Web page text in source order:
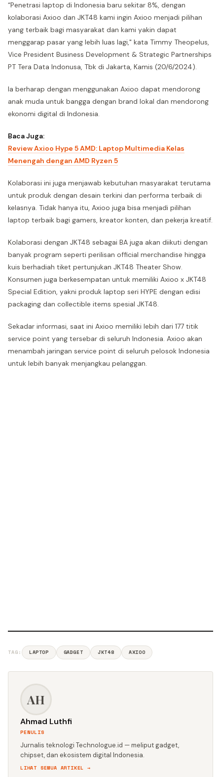
“Penetrasi laptop di Indonesia baru sekitar 8%, dengan
kolaborasi Axioo dan JKT48 kami ingin Axioo menjadi pilihan
yang terbaik bagi masyarakat dan kami yakin dapat
menggarap pasar yang lebih luas lagi," kata Timmy Theopelus,
Vice President Business Development & Strategic Partnerships
PT Tera Data Indonusa, Tbk di Jakarta, Kamis (20/6/2024).
Ia berharap dengan menggunakan Axioo dapat mendorong
anak muda untuk bangga dengan brand lokal dan mendorong
ekonomi digital di Indonesia.
Baca Juga:
Review Axioo Hype 5 AMD: Laptop Multimedia Kelas
Menengah dengan AMD Ryzen 5
Kolaborasi ini juga menjawab kebutuhan masyarakat terutama
untuk produk dengan desain terkini dan performa terbaik di
kelasnya. Tidak hanya itu, Axioo juga bisa menjadi pilihan
laptop terbaik bagi gamers, kreator konten, dan pekerja kreatif.
Kolaborasi dengan JKT48 sebagai BA juga akan diikuti dengan
banyak program seperti perilisan official merchandise hingga
kuis berhadiah tiket pertunjukan JKT48 Theater Show.
Konsumen juga berkesempatan untuk memiliki Axioo x JKT48
Special Edition, yakni produk laptop seri HYPE dengan edisi
packaging dan collectible items spesial JKT48.
Sekadar informasi, saat ini Axioo memiliki lebih dari 177 titik
service point yang tersebar di seluruh Indonesia. Axioo akan
menambah jaringan service point di seluruh pelosok Indonesia
untuk lebih banyak menjangkau pelanggan.
TAG: LAPTOP GADGET JKT48 AXIOO
AH
Ahmad Luthfi
PENULIS
Jurnalis teknologi Technologue.id — meliput gadget,
chipset, dan ekosistem digital Indonesia.
LIHAT SEMUA ARTIKEL →